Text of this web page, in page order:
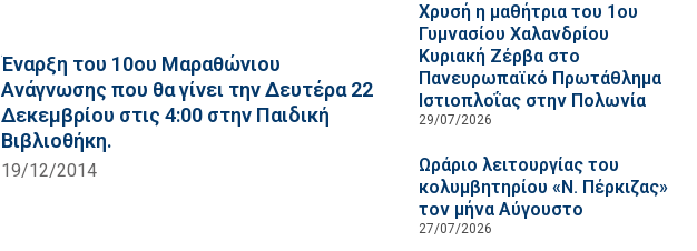
Έναρξη του 10ου Μαραθώνιου
Ανάγνωσης που θα γίνει την Δευτέρα 22
Δεκεμβρίου στις 4:00 στην Παιδική
Βιβλιοθήκη.
19/12/2014
Χρυσή η μαθήτρια του 1ου
Γυμνασίου Χαλανδρίου
Κυριακή Ζέρβα στο
Πανευρωπαϊκό Πρωτάθλημα
Ιστιοπλοΐας στην Πολωνία
29/07/2026
Ωράριο λειτουργίας του
κολυμβητηρίου «Ν. Πέρκιζας»
τον μήνα Αύγουστο
27/07/2026